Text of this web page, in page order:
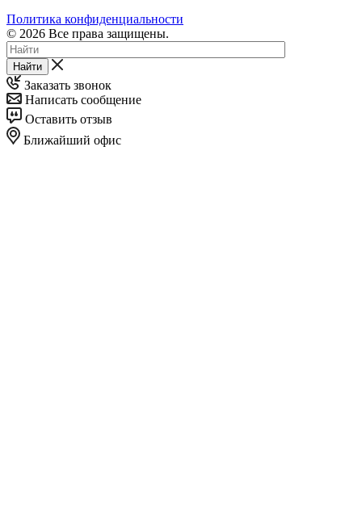
Политика конфиденциальности
© 2026 Все права защищены.
Найти
Заказать звонок
Написать сообщение
Оставить отзыв
Ближайший офис